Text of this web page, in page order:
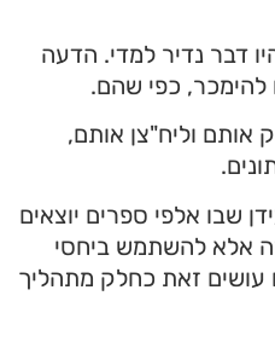
דבר נדיר למדי. הדעה
כפי שהם.
אותם וליח"צן אותם,
שבו אלפי ספרים יוצאים
אלא להשתמש ביחסי
עושים זאת כחלק מתהליך